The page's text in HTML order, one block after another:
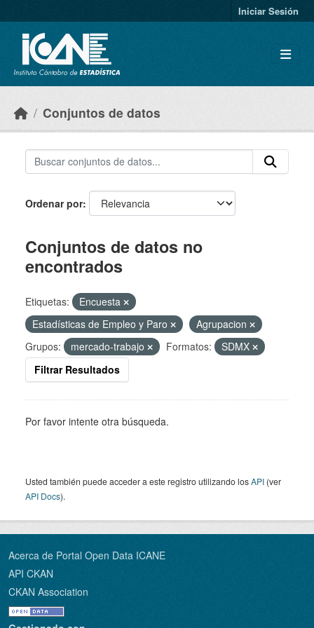
Iniciar Sesión
Conjuntos de datos
Ordenar por
Conjuntos de datos no
encontrados
Etiquetas:
Encuesta
Estadísticas de Empleo y Paro
Agrupacion
Grupos:
mercado-trabajo Formatos:
SDMX
Filtrar Resultados
Por favor intente otra búsqueda.
Usted también puede acceder a este registro utilizando losAPI (ver
API Docs).
Acerca de Portal Open Data ICANE
API CKAN
CKAN Association